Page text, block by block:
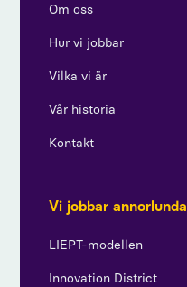
Om oss
Hur vi jobbar
Vilka vi är
Vår historia
Kontakt
Vi jobbar annorlunda
LIEPT-modellen
Innovation District